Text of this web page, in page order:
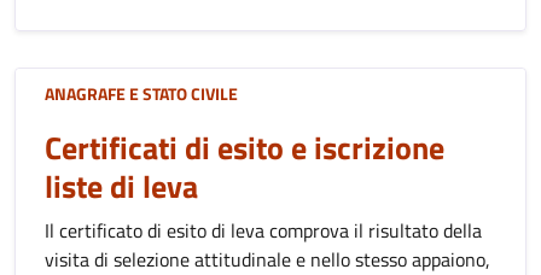
ANAGRAFE E STATO CIVILE
Certificati di esito e iscrizione
liste di leva
Il certificato di esito di leva comprova il risultato della
visita di selezione attitudinale e nello stesso appaiono,